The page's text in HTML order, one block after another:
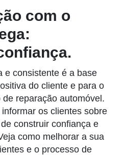
com o
e consistente é a base
do cliente e para o
reparação automóvel.
os clientes sobre
construir confiança e
como melhorar a sua
e o processo de